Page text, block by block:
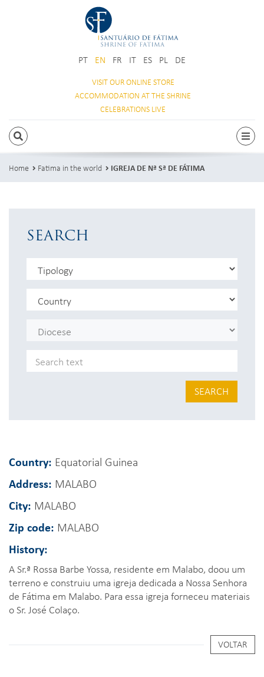
PT EN FR IT ES PL DE
VISIT OURONLINE STORE
ACCOMMODATION AT THE SHRINE
CELEBRATIONS LIVE
SEARCH
Home Fatima in the world IGREJA DE Nª Sª DE FÁTIMA
SEARCH
SEARCH
Country: Equatorial Guinea
Address: MALABO
City: MALABO
Zip code: MALABO
History:
A Sr.ª Rossa Barbe Yossa, residente em Malabo, doou um
terreno e construiu uma igreja dedicada a Nossa Senhora
de Fátima em Malabo. Para essa igreja forneceu materiais
o Sr. José Colaço.
VOLTAR